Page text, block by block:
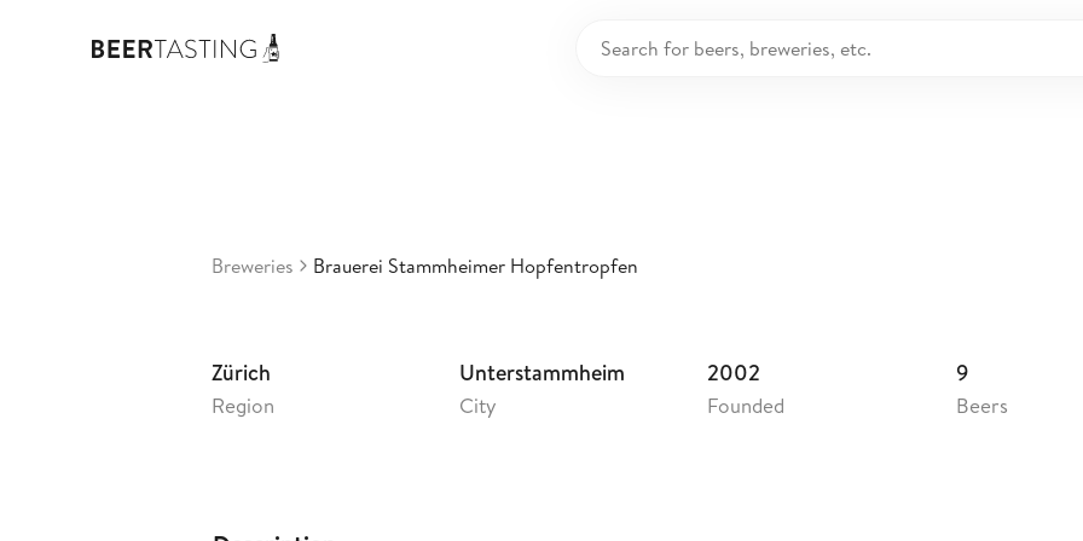
Hopfentropfen
Breweries Brauerei Stammheimer Hopfentropfen
Zürich
Region
Unterstammheim
City
2002
Founded
9
Beers